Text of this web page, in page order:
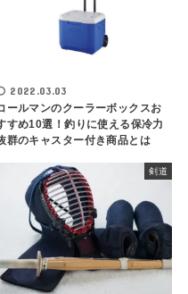
2022.03.03
ールマンのクーラーボックスお
すめ10選！釣りに使える保冷力
群のキャスター付き商品とは
剣道